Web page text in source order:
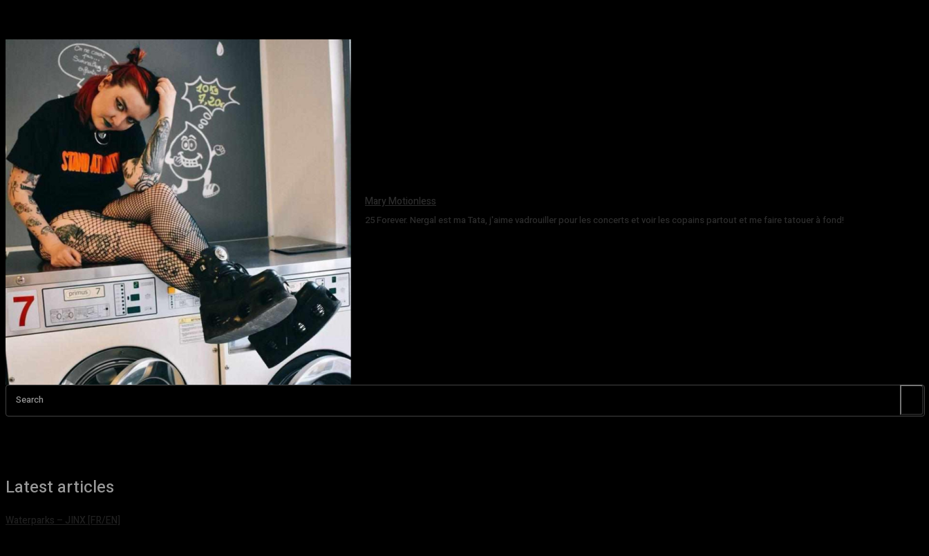
Mary Motionless
25 Forever. Nergal est ma Tata, j'aime vadrouiller pour les concerts et voir les copains partout et me faire tatouer à fond!
Search
Latest articles
Waterparks – JINX [FR/EN]